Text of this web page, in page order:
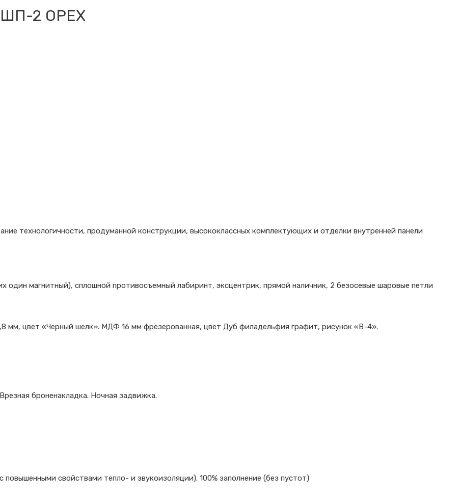
2 ОРЕХ
технологичности, продуманной конструкции, высококлассных комплектующих и отделки внутренней панели
один магнитный), сплошной противосъемный лабиринт, эксцентрик, прямой наличник, 2 безосевые шаровые петли
мм, цвет «Черный шелк». МДФ 16 мм фрезерованная, цвет Дуб филадельфия графит, рисунок «В-4».
броненакладка. Ночная задвижка.
свойствами тепло- и звукоизоляции). 100% заполнение (без пустот)